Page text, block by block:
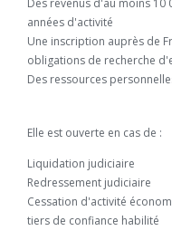
Des revenus d'au moins
années d'activité
Une inscription auprès de
obligations de recherche
Des ressources
Elle est ouverte en cas de :
Liquidation judiciaire
Redressement judiciaire
Cessation d'activité
tiers de confiance habilité